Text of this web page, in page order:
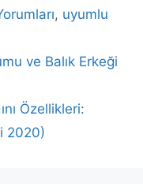
, uyumlu
ve Balık Erkeği
Özellikleri:
2020)